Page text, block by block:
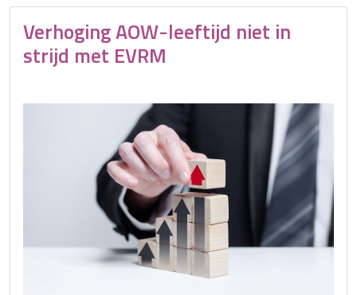
Verhoging AOW-leeftijd niet in
strijd met EVRM